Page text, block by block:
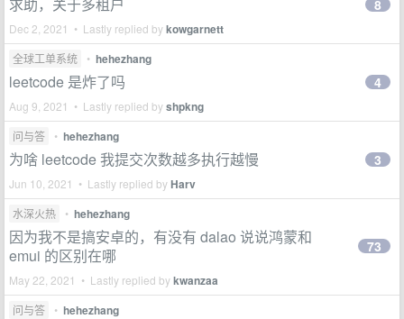
Dec 2, 2021 • Lastly replied bykowgarnett
8
全球工单系统 • hehezhang
leetcode 是炸了吗
Aug 9, 2021 • Lastly replied byshpkng
4
问与答 • hehezhang
为啥 leetcode 我提交次数越多执行越慢
Jun 10, 2021 • Lastly replied byHarv
3
水深火热 • hehezhang
因为我不是搞安卓的，有没有 dalao 说说鸿蒙和
emui 的区别在哪
May 22, 2021 • Lastly replied bykwanzaa
73
问与答 • hehezhang